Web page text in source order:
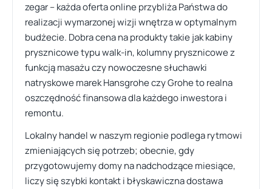
zegar – każda oferta online przybliża Państwa do
realizacji wymarzonej wizji wnętrza w optymalnym
budżecie. Dobra cena na produkty takie jak kabiny
prysznicowe typu walk-in, kolumny prysznicowe z
funkcją masażu czy nowoczesne słuchawki
natryskowe marek Hansgrohe czy Grohe to realna
oszczędność finansowa dla każdego inwestora i
remontu.
Lokalny handel w naszym regionie podlega rytmowi
zmieniających się potrzeb; obecnie, gdy
przygotowujemy domy na nadchodzące miesiące,
liczy się szybki kontakt i błyskawiczna dostawa